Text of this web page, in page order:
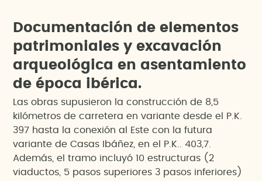
Documentación de e lementos
patrimonia les y excavación
arqueo lógica en asentamiento
de época ibérica.
Las obras supusieron la construcción de 8,5
kilómetros de carretera en variante desde el P.K.
397 hasta la conexión al Este con la futura
variante de Casas Ibáñez, en el P.K.. 403,7.
Además, el tramo incluyó 10 estructuras (2
viaductos, 5 pasos superiores 3 pasos inferiores)